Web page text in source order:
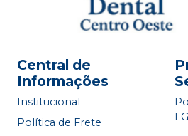
Central de
Informações
Institucional
Política de Frete